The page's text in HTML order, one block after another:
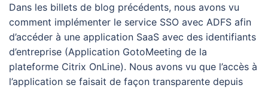
Dans les billets de blog précédents, nous avons vu
comment implémenter le service SSO avec ADFS afin
d’accéder à une application SaaS avec des identifiants
d’entreprise (Application GotoMeeting de la
plateforme Citrix OnLine). Nous avons vu que l’accès à
l’application se faisait de façon transparente depuis